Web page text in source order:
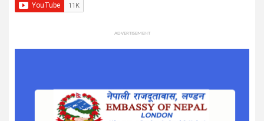
ADVERTISEMENT